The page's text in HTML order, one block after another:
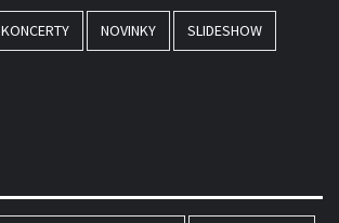
KONCERTY NOVINKY SLIDESHOW